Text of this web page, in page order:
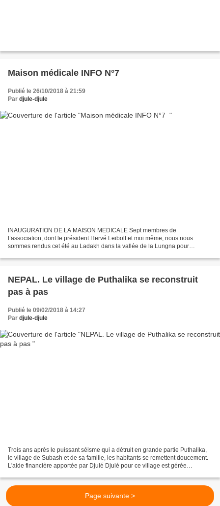
Maison médicale INFO N°7
Publié le 26/10/2018 à 21:59
Par djule-djule
INAUGURATION DE LA MAISON MEDICALE Sept membres de
l’association, dont le président Hervé Leibolt et moi même, nous nous
sommes rendus cet été au Ladakh dans la vallée de la Lungna pour
NEPAL. Le village de Puthalika se reconstruit
pas à pas
Publié le 09/02/2018 à 14:27
Par djule-djule
Trois ans après le puissant séisme qui a détruit en grande partie Puthalika,
le village de Subash et de sa famille, les habitants se remettent doucement.
L'aide financière apportée par Djulé Djulé pour ce village est gérée
Page suivante >